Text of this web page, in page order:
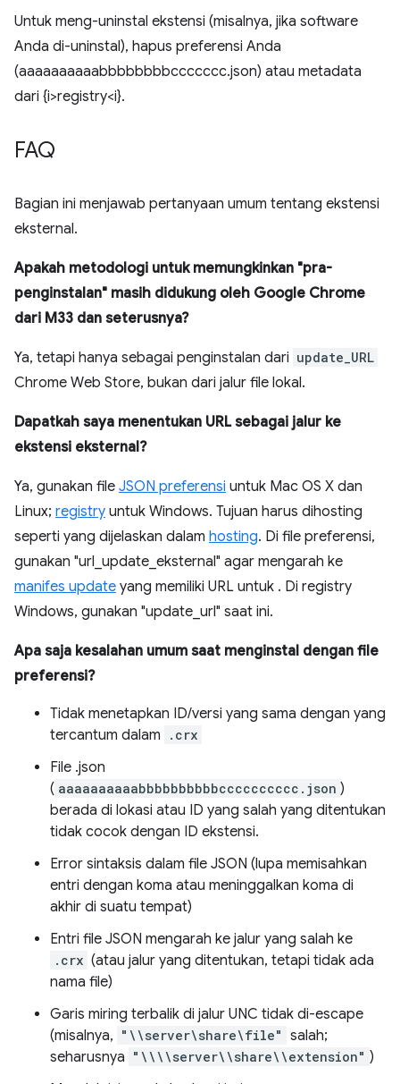
Untuk meng-uninstal ekstensi (misalnya, jika software
Anda di-uninstal), hapus preferensi Anda
(aaaaaaaaaabbbbbbbbccccccc.json) atau metadata
dari {i>registry<i}.
FAQ
Bagian ini menjawab pertanyaan umum tentang ekstensi
eksternal.
Apakah metodologi untuk memungkinkan "pra-
penginstalan" masih didukung oleh Google Chrome
dari M33 dan seterusnya?
Ya, tetapi hanya sebagai penginstalan dari update_URL
Chrome Web Store, bukan dari jalur file lokal.
Dapatkah saya menentukan URL sebagai jalur ke
ekstensi eksternal?
Ya, gunakan file JSON preferensi untuk Mac OS X dan
Linux; registry untuk Windows. Tujuan harus dihosting
seperti yang dijelaskan dalam hosting. Di file preferensi,
gunakan "url_update_eksternal" agar mengarah ke
manifes update yang memiliki URL untuk . Di registry
Windows, gunakan "update_url" saat ini.
Apa saja kesalahan umum saat menginstal dengan file
preferensi?
Tidak menetapkan ID/versi yang sama dengan yang
tercantum dalam
.crx
File .json
( aaaaaaaaaabbbbbbbbbbcccccccccc.json )
berada di lokasi atau ID yang salah yang ditentukan
tidak cocok dengan ID ekstensi.
Error sintaksis dalam file JSON (lupa memisahkan
entri dengan koma atau meninggalkan koma di
akhir di suatu tempat)
Entri file JSON mengarah ke jalur yang salah ke
.crx (atau jalur yang ditentukan, tetapi tidak ada
nama file)
Garis miring terbalik di jalur UNC tidak di-escape
(misalnya, "\\server\share\file" salah;
seharusnya "\\\\server\\share\\extension" )